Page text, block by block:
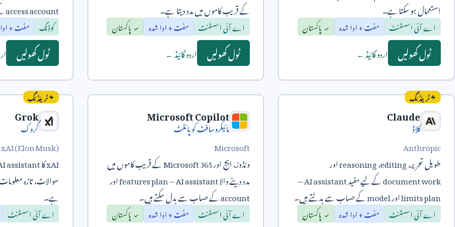
استعمال ہو سکتا ہے۔
اے آئی اسسٹنٹ مفت + ادا شدہ پاکستان
ٹول کھولیں اردو گائیڈ ←
کے قریب کاموں میں مدد دیتا ہے۔
اے آئی اسسٹنٹ مفت + ادا شدہ پاکستان
ٹول کھولیں اردو گائیڈ ←
access account
کوڈنگ مفت +
ٹول کھولیں
ٹرینڈنگ
Claude
کلاڈ
Anthropic
طویل تحریر،editing،reasoningاور
document workکے لیے مفیدAI assistant
—
limits planاورmodelکے حساب سے بدلتے ہیں۔
اے آئی اسسٹنٹ مفت + ادا شدہ پاکستان
Microsoft Copilot
مائیکروسافٹ کوپائلٹ
Microsoft
ونڈوز، ایج اورMicrosoft 365کے قریب کاموں میں
مدد دینے والاAI assistant
—
features planاور
accountکے حساب سے بدل سکتے ہیں۔
اے آئی اسسٹنٹ مفت + ادا شدہ پاکستان
ٹرینڈنگ
Grok
گروک
xAI (Elon Musk)
xAIکاassistant
سوالات، تازہ
ہے۔
اے آئی اسسٹنٹ